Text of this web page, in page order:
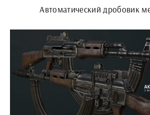
Автоматический дробовик